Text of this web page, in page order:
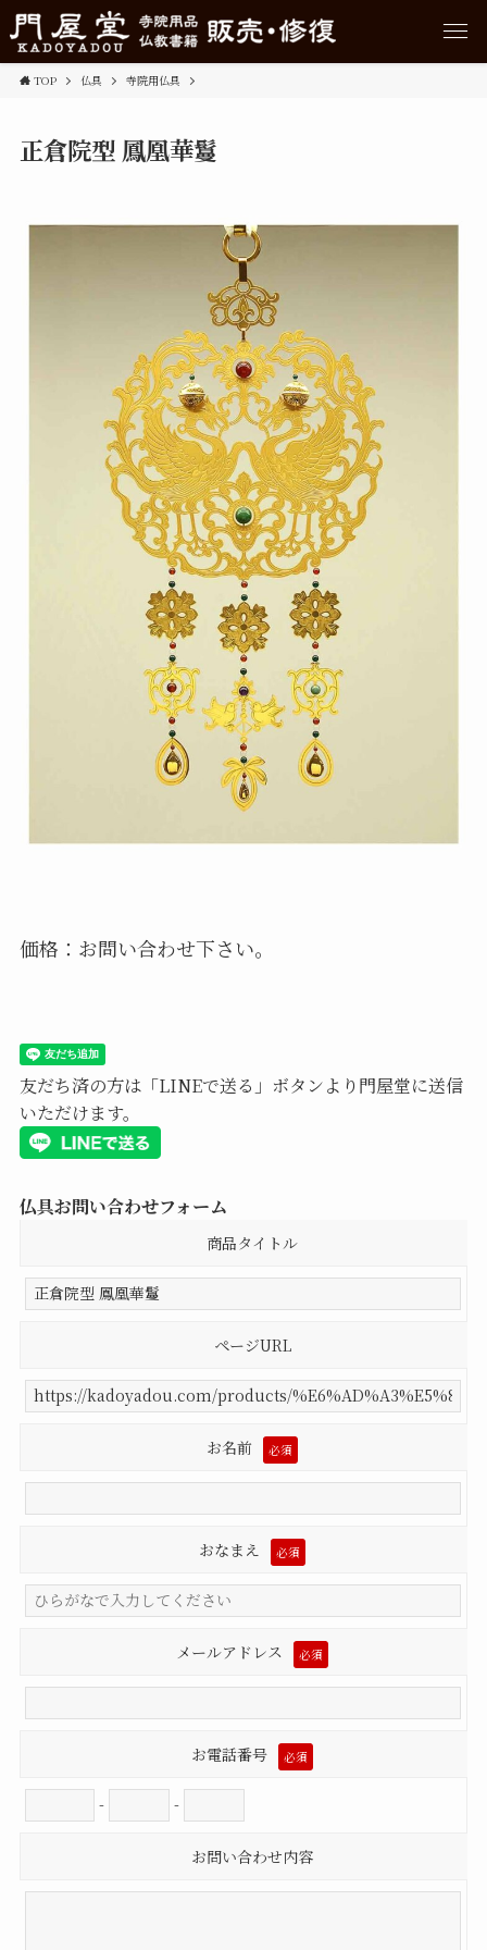
TOP 仏具 寺院用仏具
正倉院型 鳳凰華鬘
価格：お問い合わせ下さい。
友だち済の方は「LINEで送る」ボタンより門屋堂に送信
いただけます。
仏具お問い合わせフォーム
商品タイトル
ページURL
お名前 必須
おなまえ 必須
メールアドレス 必須
お電話番号 必須
- -
お問い合わせ内容